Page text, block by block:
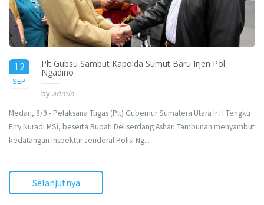
12
SEP
2015
Plt Gubsu Sambut Kapolda Sumut Baru Irjen Pol
Ngadino
by admin
Medan, 8/9 - Pelaksana Tugas (Plt) Gubernur Sumatera Utara Ir H Tengku
Erry Nuradi MSi, beserta Bupati Deliserdang Ashari Tambunan menyambut
kedatangan Inspektur Jenderal Polisi Ng...
Selanjutnya